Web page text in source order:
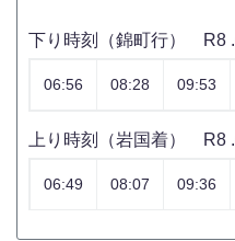
下り時刻（錦町行） R8
06:56 08:28 09:53
上り時刻（岩国着） R8
06:49 08:07 09:36